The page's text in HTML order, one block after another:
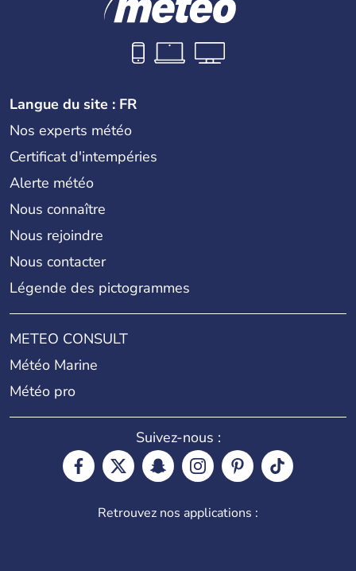
Langue du site : FR
Nos experts météo
Certificat d'intempéries
Alerte météo
Nous connaître
Nous rejoindre
Nous contacter
Légende des pictogrammes
METEO CONSULT
Météo Marine
Météo pro
Suivez-nous :
Retrouvez nos applications :